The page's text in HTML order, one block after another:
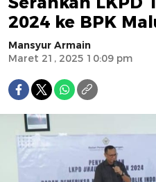
2024 ke BPK
Mansyur Armain
Maret 21, 2025 10:09 pm